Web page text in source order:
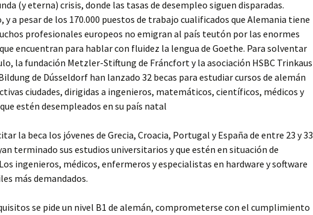
(y eterna) crisis, donde las tasas de desempleo siguen disparadas.
y a pesar de los 170.000 puestos de trabajo cualificados que Alemania tiene
profesionales europeos no emigran al país teutón por las enormes
encuentran para hablar con fluidez la lengua de Goethe. Para solventar
la fundación Metzler-Stiftung de Fráncfort y la asociación HSBC Trinkaus
de Dússeldorf han lanzado 32 becas para estudiar cursos de alemán
ciudades, dirigidas a ingenieros, matemáticos, científicos, médicos y
estén desempleados en su país natal
la beca los jóvenes de Grecia, Croacia, Portugal y España de entre 23 y 33
terminado sus estudios universitarios y que estén en situación de
ingenieros, médicos, enfermeros y especialistas en hardware y software
más demandados.
se pide un nivel B1 de alemán, comprometerse con el cumplimiento